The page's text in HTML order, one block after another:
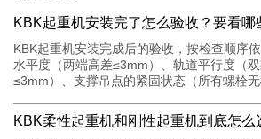
KBK起重机安装完了怎么验收？要看哪
KBK起重机安装完成后的验收，按检查顺序
水平度（两端高差≤3mm）、轨道平行度（
≤3mm）、支撑吊点的紧固状态（所有螺栓无
KBK柔性起重机和刚性起重机到底怎么